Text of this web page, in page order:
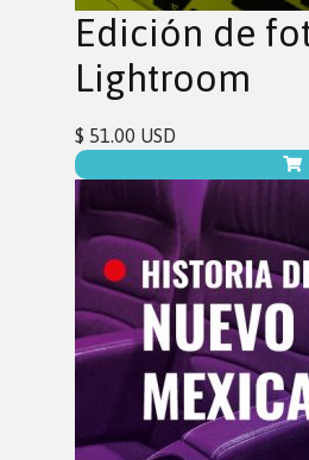
Edición de
Lightroom
$ 51.00 USD